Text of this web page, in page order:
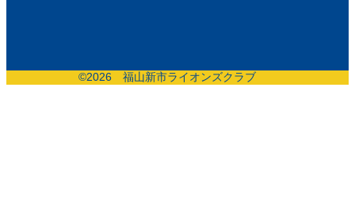
©2026 福山新市ライオンズクラブ